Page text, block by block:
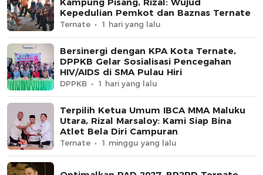
Kampung Pisang, Rizal: Wujud
Kepedulian Pemkot dan Baznas Ternate
Ternate 1 hari yang lalu
Bersinergi dengan KPA Kota Ternate,
DPPKB Gelar Sosialisasi Pencegahan
HIV/AIDS di SMA Pulau Hiri
DPPKB 1 hari yang lalu
Terpilih Ketua Umum IBCA MMA Maluku
Utara, Rizal Marsaloy: Kami Siap Bina
Atlet Bela Diri Campuran
Ternate 1 minggu yang lalu